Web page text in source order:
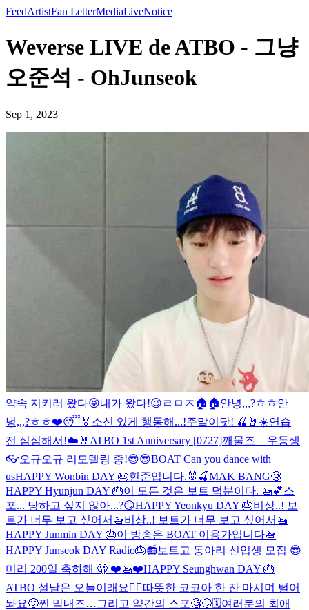
FeedArtistFan LetterMediaLiveNotice
Weverse LIVE de ATBO - 그냥
오준석 - OhJunseok
Sep 1, 2023
약속 지키러 왔다😝내가 왔다!😉 ㄹㅁㅈ🏠🏠안녕,,,?ㅎㅎ안
녕,,,?ㅎㅎ❤️😴🏅 소신 있게 행동해...!주말이닷! 🍒🤘☀️연습
전 심심해서!☁️🤘 ATBO 1st Anniversary [0727]깨물즈 = 우등생
👓오규오규 리모델링 중!😎😎BOAT Can you dance with
usHAPPY Wonbin DAY 🎂현준입니다.🐰🍒MAK BANG🥲
HAPPY Hyunjun DAY 🎂이 모든 것은 보트 덕분이다. 🚤💕스
포... 당하고 싶지 않아...?😏HAPPY Yeonkyu DAY 🎂비상..! 보
트가 너무 보고 싶어서🚤비상..! 보트가 너무 보고 싶어서🚤
HAPPY Junmin DAY 🎂이 방송은 BOAT 이용가입니다🚤
HAPPY Junseok DAY Radio🎂📻보트고 동아리 신입생 모집 😎
미리 200일 축하해 🫢 ❤️🚤❤️HAPPY Seunghwan DAY 🎂
ATBO 설날은 오늘이래요🙇‍♂️따뜻한 코코아 한 잔 마시며 털어
놔요🙂찐 막내즈…그리고 약간의 스포🧐😏🗓️여러분의 최애